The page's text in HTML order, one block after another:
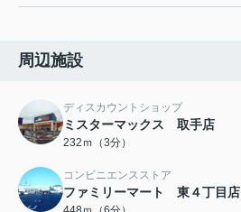
周辺施設
ディスカウントショップ
ミスターマックス 取手店
232ｍ（3分）
コンビニエンスストア
ファミリーマート 東４丁目店